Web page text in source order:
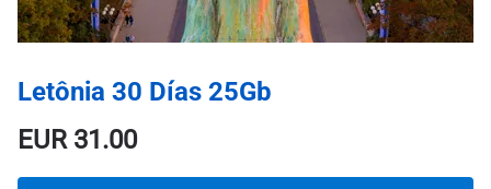
Letônia 30 Días 25Gb
EUR31.00